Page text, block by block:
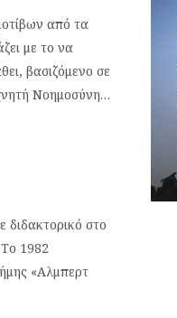
από τα
με το να
βασιζόμενο σε
Νοημοσύνη…
διδακτορικό στο
1982
«Αλμπερτ